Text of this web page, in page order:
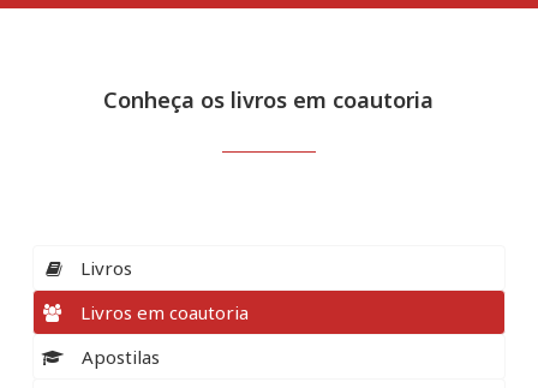
Conheça os livros em coautoria
Livros
Livros em coautoria
Apostilas